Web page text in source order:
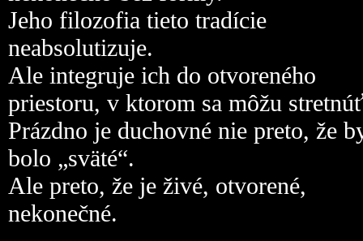
Jeho filozofia tieto tradície
neabsolutizuje.
Ale integruje ich do otvoreného
priestoru, v ktorom sa môžu
Prázdno je duchovné nie preto, že
bolo „sväté“.
Ale preto, že je živé, otvorené,
nekonečné.